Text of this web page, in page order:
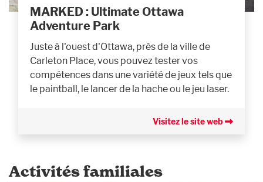
MARKED : Ultimate Ottawa
Adventure Park
Juste à l'ouest d'Ottawa, près de la ville de
Carleton Place, vous pouvez tester vos
compétences dans une variété de jeux tels que
le paintball, le lancer de la hache ou le jeu laser.
Visitez le site web
Activités familiales